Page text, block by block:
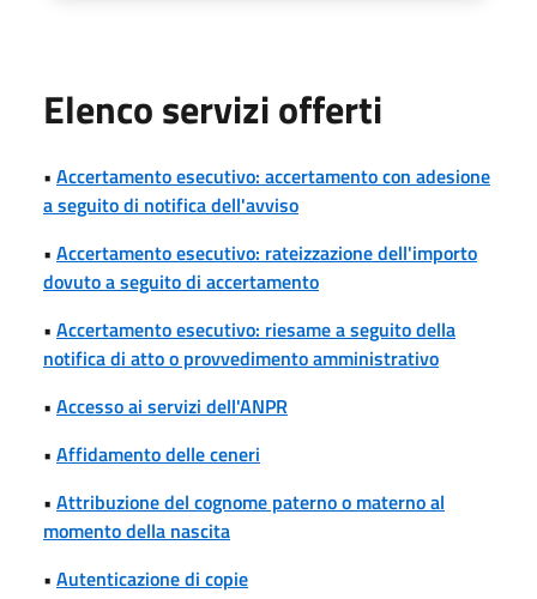
Elenco servizi offerti
• Accertamento esecutivo: accertamento con adesione
a seguito di notifica dell'avviso
• Accertamento esecutivo: rateizzazione dell'importo
dovuto a seguito di accertamento
• Accertamento esecutivo: riesame a seguito della
notifica di atto o provvedimento amministrativo
• Accesso ai servizi dell'ANPR
• Affidamento delle ceneri
• Attribuzione del cognome paterno o materno al
momento della nascita
• Autenticazione di copie